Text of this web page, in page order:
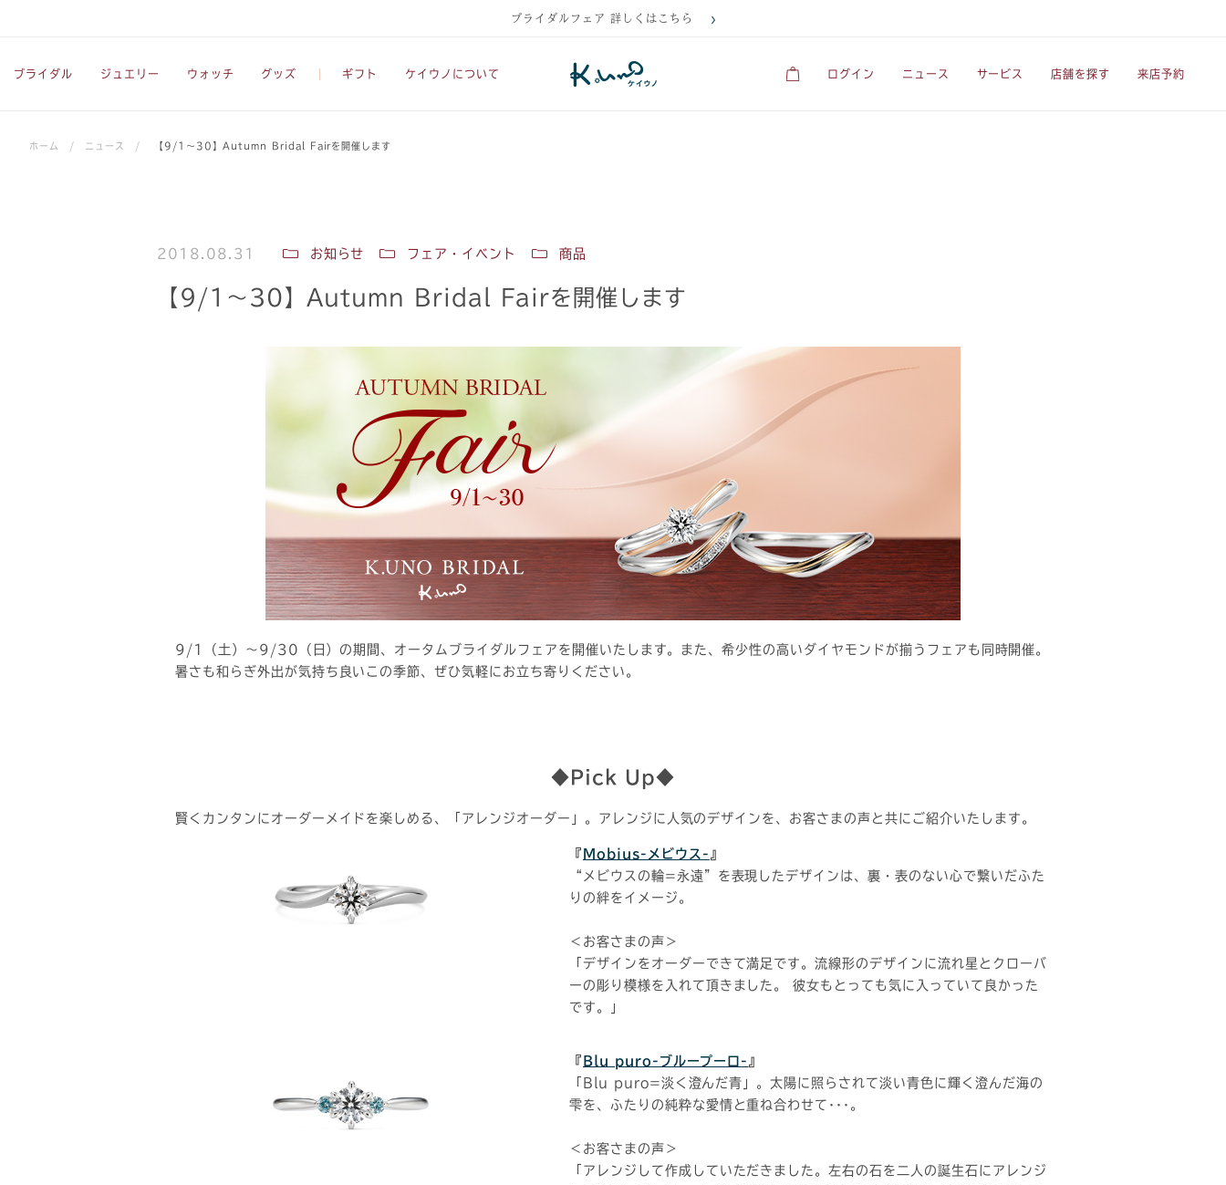
ブライダルフェア 詳しくはこちら
ブライダル ジュエリー ウォッチ グッズ ギフト ケイウノについて ログイン ニュース サービス 店舗を探す 来店予約
ホーム / ニュース / 【9/1～30】Autumn Bridal Fairを開催します
2018.08.31 お知らせ フェア・イベント 商品
【9/1～30】Autumn Bridal Fairを開催します
9/1（土）～9/30（日）の期間、オータムブライダルフェアを開催いたします。また、希少性の高いダイヤモンドが揃うフェアも同時開催。
暑さも和らぎ外出が気持ち良いこの季節、ぜひ気軽にお立ち寄りください。
◆Pick Up◆
賢くカンタンにオーダーメイドを楽しめる、「アレンジオーダー」。アレンジに人気のデザインを、お客さまの声と共にご紹介いたします。
『 Mobius-メビウス- 』
“メビウスの輪=永遠”を表現したデザインは、裏・表のない心で繋いだふた
りの絆をイメージ。
＜お客さまの声＞
「デザインをオーダーできて満足です。流線形のデザインに流れ星とクローバ
ーの彫り模様を入れて頂きました。 彼女もとっても気に入っていて良かった
です。」
『 Blu puro-ブループーロ- 』
「Blu puro=淡く澄んだ青」。太陽に照らされて淡い青色に輝く澄んだ海の
雫を、ふたりの純粋な愛情と重ね合わせて･･･。
＜お客さまの声＞
「アレンジして作成していただきました。左右の石を二人の誕生石にアレンジ